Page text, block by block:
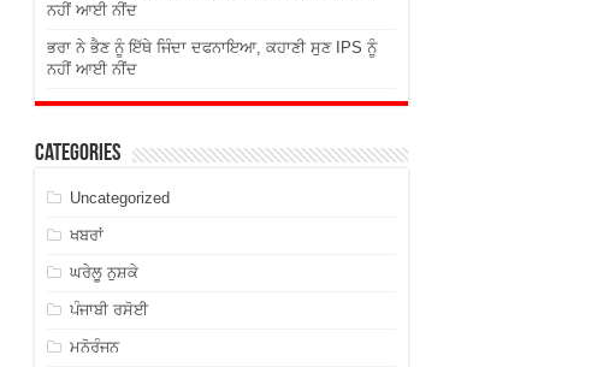
ਨਹੀਂ ਆਈ ਨੀਂਦ
ਭਰਾ ਨੇ ਭੈਣ ਨੂੰ ਇੱਥੇ ਜਿੰਦਾ ਦਫਨਾਇਆ, ਕਹਾਣੀ ਸੁਣ IPS ਨੂੰ
ਨਹੀਂ ਆਈ ਨੀਂਦ
Categories
Uncategorized
ਖਬਰਾਂ
ਘਰੇਲੂ ਨੁਸ਼ਕੇ
ਪੰਜਾਬੀ ਰਸੋਈ
ਮਨੋਰੰਜਨ